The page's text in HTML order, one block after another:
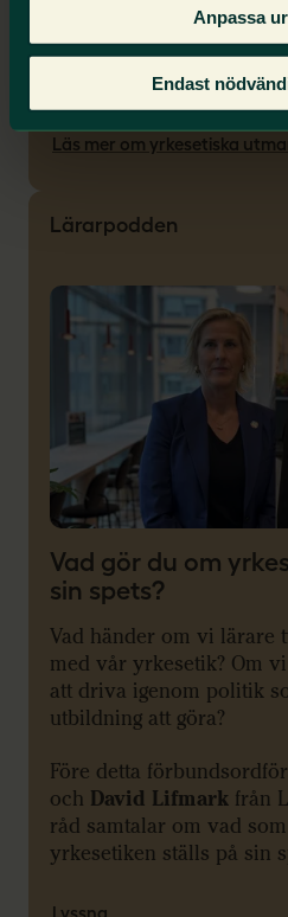
Anpassa
Endast
som ett stöd i
gemensamma
arbetsplatsen.
Läs mer om yrkesetiska
Lärarpodden
Vad gör du om
sin spets?
Vad händer om vi lärare
med vår yrkesetik? Om
att driva igenom politik
utbildning att göra?
Före detta
och David Lifmark från
råd samtalar om vad
yrkesetiken ställs på sin
Lyssna